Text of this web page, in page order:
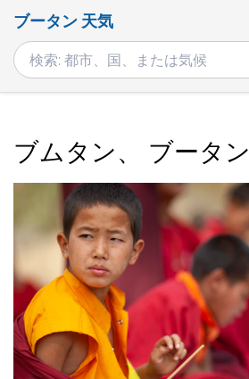
ブータン 天気
ブムタン、 ブータ